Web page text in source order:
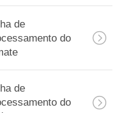
de
de
do
de
do